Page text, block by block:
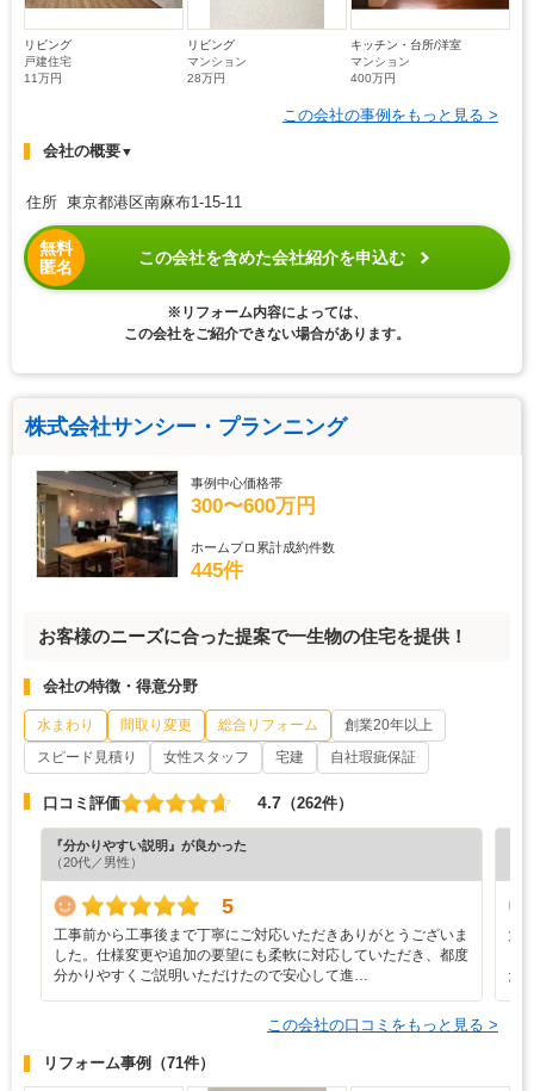
リビング
戸建住宅
11万円
リビング
マンション
28万円
キッチン・台所/洋室
マンション
400万円
この会社の事例をもっと見る >
会社の概要▼
住所 東京都港区南麻布1-15-11
無料
匿名
この会社を含めた会社紹介を申込む
※リフォーム内容によっては、
この会社をご紹介できない場合があります。
株式会社サンシー・プランニング
事例中心価格帯
300〜600万円
ホームプロ累計成約件数
445件
お客様のニーズに合った提案で一生物の住宅を提供！
会社の特徴・得意分野
水まわり 間取り変更 総合リフォーム
創業20年以上
スピード見積り
女性スタッフ 宅建 自社瑕疵保証
口コミ評価 4.7 （262件）
『分かりやすい説明』が良かった
（20代／男性）
5
工事前から工事後まで丁寧にご対応いただきありがとうございま
した。仕様変更や追加の要望にも柔軟に対応していただき、都度
分かりやすくご説明いただけたので安心して進…
大
た
この会社の口コミをもっと見る >
リフォーム事例 （71件）